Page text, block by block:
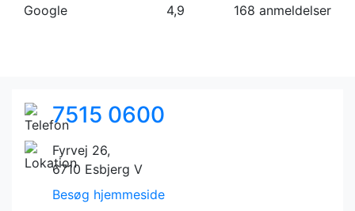
Google
4,9 168 anmeldelser
7515 0600
Fyrvej 26,
6710 Esbjerg V
Besøg hjemmeside